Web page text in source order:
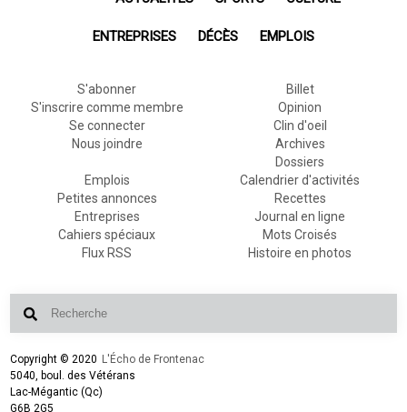
ENTREPRISES DÉCÈS EMPLOIS
S'abonner
S'inscrire comme membre
Se connecter
Nous joindre
Billet
Opinion
Clin d'oeil
Archives
Dossiers
Emplois
Petites annonces
Entreprises
Cahiers spéciaux
Flux RSS
Calendrier d'activités
Recettes
Journal en ligne
Mots Croisés
Histoire en photos
Copyright © 2020 L'Écho de Frontenac
5040, boul. des Vétérans
Lac-Mégantic (Qc)
G6B 2G5